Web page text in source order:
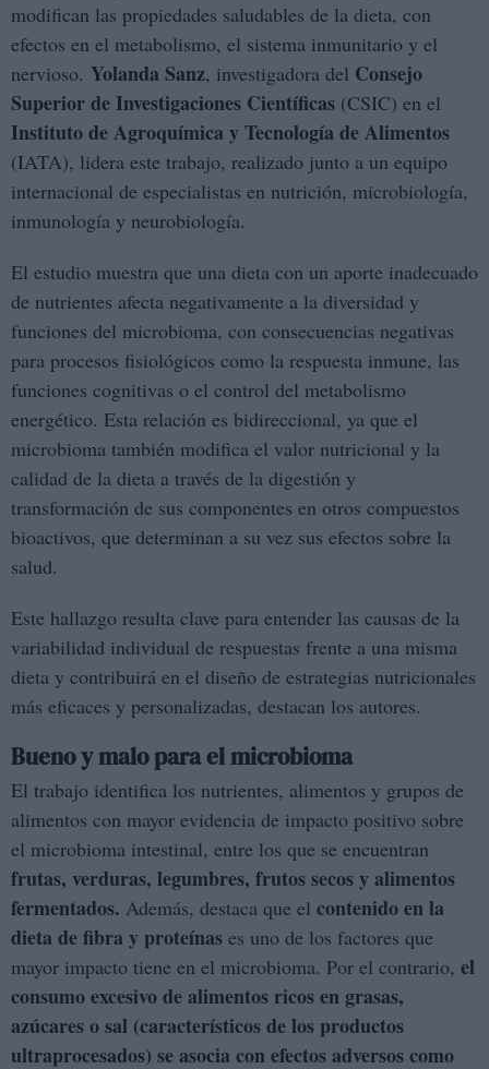
modifican las propiedades saludables de la dieta, con
efectos en el metabolismo, el sistema inmunitario y el
nervioso. Yolanda Sanz, investigadora del Consejo
Superior de Investigaciones Científicas (CSIC) en el
Instituto de Agroquímica y Tecnología de Alimentos
(IATA), lidera este trabajo, realizado junto a un equipo
internacional de especialistas en nutrición, microbiología,
inmunología y neurobiología.
El estudio muestra que una dieta con un aporte inadecuado
de nutrientes afecta negativamente a la diversidad y
funciones del microbioma, con consecuencias negativas
para procesos fisiológicos como la respuesta inmune, las
funciones cognitivas o el control del metabolismo
energético. Esta relación es bidireccional, ya que el
microbioma también modifica el valor nutricional y la
calidad de la dieta a través de la digestión y
transformación de sus componentes en otros compuestos
bioactivos, que determinan a su vez sus efectos sobre la
salud.
Este hallazgo resulta clave para entender las causas de la
variabilidad individual de respuestas frente a una misma
dieta y contribuirá en el diseño de estrategias nutricionales
más eficaces y personalizadas, destacan los autores.
Bueno y malo para el microbioma
El trabajo identifica los nutrientes, alimentos y grupos de
alimentos con mayor evidencia de impacto positivo sobre
el microbioma intestinal, entre los que se encuentran
frutas, verduras, legumbres, frutos secos y alimentos
fermentados. Además, destaca que el contenido en la
dieta de fibra y proteínas es uno de los factores que
mayor impacto tiene en el microbioma. Por el contrario, el
consumo excesivo de alimentos ricos en grasas,
azúcares o sal (característicos de los productos
ultraprocesados) se asocia con efectos adversos como